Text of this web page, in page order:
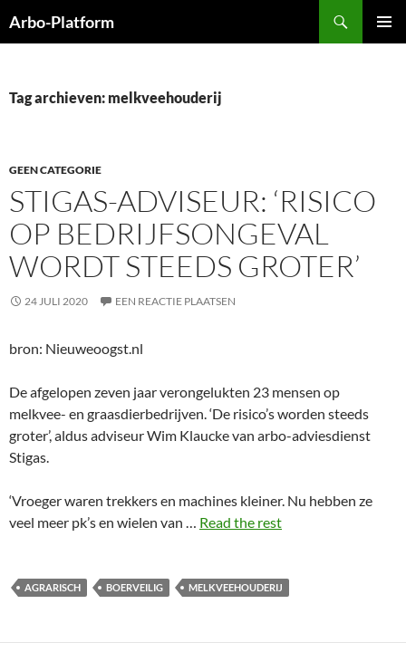
naar
Arbo-Platform
Tag archieven: melkveehouderij
GEEN CATEGORIE
STIGAS-ADVISEUR: ‘RISICO
OP BEDRIJFSONGEVAL
WORDT STEEDS GROTER’
24 JULI 2020 EEN REACTIE PLAATSEN
bron: Nieuweoogst.nl
De afgelopen zeven jaar verongelukten 23 mensen op
melkvee- en graasdierbedrijven. ‘De risico’s worden steeds
groter’, aldus adviseur Wim Klaucke van arbo-adviesdienst
Stigas.
‘Vroeger waren trekkers en machines kleiner. Nu hebben ze
veel meer pk’s en wielen van … Read the rest
AGRARISCH BOERVEILIG MELKVEEHOUDERIJ